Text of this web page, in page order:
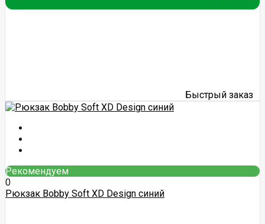
Быстрый заказ
Рекомендуем
0
Рюкзак Bobby Soft XD Design синий